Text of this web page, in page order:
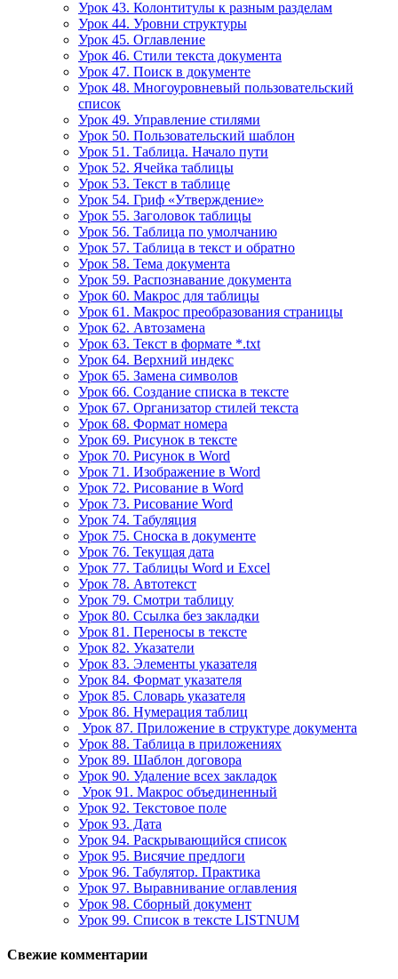
Урок 43. Колонтитулы к разным разделам
Урок 44. Уровни структуры
Урок 45. Оглавление
Урок 46. Стили текста документа
Урок 47. Поиск в документе
Урок 48. Многоуровневый пользовательский
список
Урок 49. Управление стилями
Урок 50. Пользовательский шаблон
Урок 51. Таблица. Начало пути
Урок 52. Ячейка таблицы
Урок 53. Текст в таблице
Урок 54. Гриф «Утверждение»
Урок 55. Заголовок таблицы
Урок 56. Таблица по умолчанию
Урок 57. Таблица в текст и обратно
Урок 58. Тема документа
Урок 59. Распознавание документа
Урок 60. Макрос для таблицы
Урок 61. Макрос преобразования страницы
Урок 62. Автозамена
Урок 63. Текст в формате *.txt
Урок 64. Верхний индекс
Урок 65. Замена символов
Урок 66. Создание списка в тексте
Урок 67. Организатор стилей текста
Урок 68. Формат номера
Урок 69. Рисунок в тексте
Урок 70. Рисунок в Word
Урок 71. Изображение в Word
Урок 72. Рисование в Word
Урок 73. Рисование Word
Урок 74. Табуляция
Урок 75. Сноска в документе
Урок 76. Текущая дата
Урок 77. Таблицы Word и Excel
Урок 78. Автотекст
Урок 79. Смотри таблицу
Урок 80. Ссылка без закладки
Урок 81. Переносы в тексте
Урок 82. Указатели
Урок 83. Элементы указателя
Урок 84. Формат указателя
Урок 85. Словарь указателя
Урок 86. Нумерация таблиц
Урок 87. Приложение в структуре документа
Урок 88. Таблица в приложениях
Урок 89. Шаблон договора
Урок 90. Удаление всех закладок
Урок 91. Макрос объединенный
Урок 92. Текстовое поле
Урок 93. Дата
Урок 94. Раскрывающийся список
Урок 95. Висячие предлоги
Урок 96. Табулятор. Практика
Урок 97. Выравнивание оглавления
Урок 98. Сборный документ
Урок 99. Список в тексте LISTNUM
Свежие комментарии